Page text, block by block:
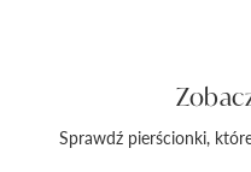
Sprawdź pierścionki,